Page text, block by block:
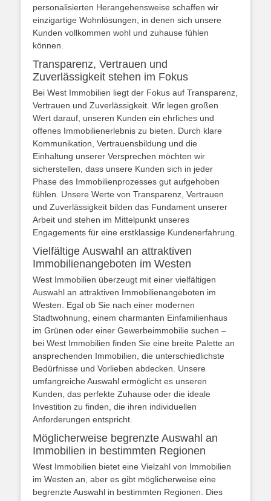
personalisierten Herangehensweise schaffen wir
einzigartige Wohnlösungen, in denen sich unsere
Kunden vollkommen wohl und zuhause fühlen
können.
Transparenz, Vertrauen und
Zuverlässigkeit stehen im Fokus
Bei West Immobilien liegt der Fokus auf Transparenz,
Vertrauen und Zuverlässigkeit. Wir legen großen
Wert darauf, unseren Kunden ein ehrliches und
offenes Immobilienerlebnis zu bieten. Durch klare
Kommunikation, Vertrauensbildung und die
Einhaltung unserer Versprechen möchten wir
sicherstellen, dass unsere Kunden sich in jeder
Phase des Immobilienprozesses gut aufgehoben
fühlen. Unsere Werte von Transparenz, Vertrauen
und Zuverlässigkeit bilden das Fundament unserer
Arbeit und stehen im Mittelpunkt unseres
Engagements für eine erstklassige Kundenerfahrung.
Vielfältige Auswahl an attraktiven
Immobilienangeboten im Westen
West Immobilien überzeugt mit einer vielfältigen
Auswahl an attraktiven Immobilienangeboten im
Westen. Egal ob Sie nach einer modernen
Stadtwohnung, einem charmanten Einfamilienhaus
im Grünen oder einer Gewerbeimmobilie suchen –
bei West Immobilien finden Sie eine breite Palette an
ansprechenden Immobilien, die unterschiedlichste
Bedürfnisse und Vorlieben abdecken. Unsere
umfangreiche Auswahl ermöglicht es unseren
Kunden, das perfekte Zuhause oder die ideale
Investition zu finden, die ihren individuellen
Anforderungen entspricht.
Möglicherweise begrenzte Auswahl an
Immobilien in bestimmten Regionen
West Immobilien bietet eine Vielzahl von Immobilien
im Westen an, aber es gibt möglicherweise eine
begrenzte Auswahl in bestimmten Regionen. Dies